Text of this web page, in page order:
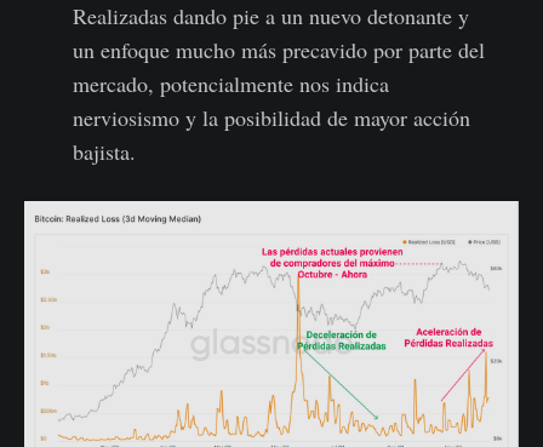
Realizadas dando pie a un nuevo detonante y
un enfoque mucho más precavido por parte del
mercado, potencialmente nos indica
nerviosismo y la posibilidad de mayor acción
bajista.